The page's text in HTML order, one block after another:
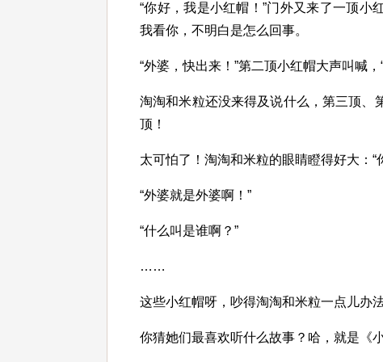
“你好，我是小红帽！”门外又来了一顶
我看你，不明白是怎么回事。
“外婆，快出来！”第二顶小红帽大声叫喊，
淘淘和米粒还没来得及说什么，第三顶
顶！
太可怕了！淘淘和米粒的眼睛瞪得好大：
“外婆就是外婆啊！”
“什么叫是谁啊？”
……
这些小红帽呀，吵得淘淘和米粒一点儿办
你猜她们最喜欢听什么故事？哈，就是《